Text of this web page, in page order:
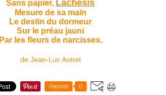
Sans papier, Lachésis
Mesure de sa main
Le destin du dormeur
Sur le préau jauni
Par les fleurs de narcisses.
de Jean-Luc Aotret
Repost 0